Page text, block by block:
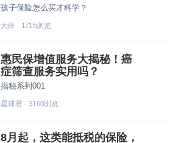
孩子保险怎么买才科学？
大择 · 1715浏览
惠民保增值服务大揭秘！癌
症筛查服务实用吗？
揭秘系列001
星球君· 3160浏览
8月起，这类能抵税的保险，